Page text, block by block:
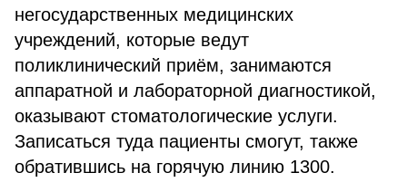
негосударственных медицинских
учреждений, которые ведут
поликлинический приём, занимаются
аппаратной и лабораторной диагностикой,
оказывают стоматологические услуги.
Записаться туда пациенты смогут, также
обратившись на горячую линию 1300.